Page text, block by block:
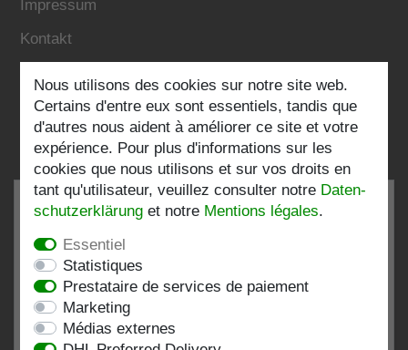
Impressum
Kontakt
Folgen Sie uns:
de 199 Évaluations
chez:shopvote.de, Amazon
Voir le profil d'évaluation sur SHOPVOTE.DE
Nous utilisons des cookies sur notre site web.
Certains d'entre eux sont essentiels, tandis que
d'autres nous aident à améliorer ce site et votre
expérience. Pour plus d'informations sur les
cookies que nous utilisons et sur vos droits en
tant qu'utilisateur, veuillez consulter notre Daten­
schutz­erklärung et notre Mentions légales.
Essentiel
Statistiques
Prestataire de services de paiement
Marketing
Médias externes